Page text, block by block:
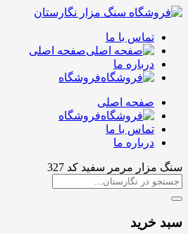
تماس با ما
صفحه اصلی
درباره ما
فروشگاه
صفحه اصلی
فروشگاه
تماس با ما
درباره ما
سنگ مزار مرمر سفید کد 327
سبد خرید